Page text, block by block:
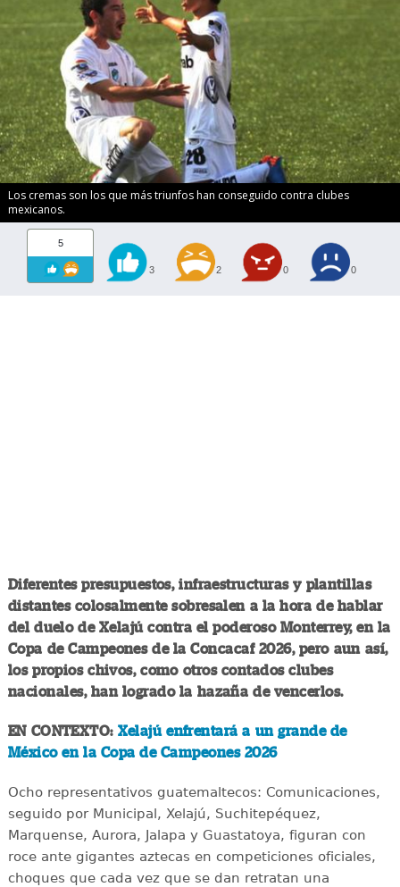
Los cremas son los que más triunfos han conseguido contra clubes
mexicanos.
5
3 2 0 0
Diferentes presupuestos, infraestructuras y plantillas
distantes colosalmente sobresalen a la hora de hablar
del duelo de Xelajú contra el poderoso Monterrey, en la
Copa de Campeones de la Concacaf 2026, pero aun así,
los propios chivos, como otros contados clubes
nacionales, han logrado la hazaña de vencerlos.
EN CONTEXTO: Xelajú enfrentará a un grande de
México en la Copa de Campeones 2026
Ocho representativos guatemaltecos: Comunicaciones,
seguido por Municipal, Xelajú, Suchitepéquez,
Marquense, Aurora, Jalapa y Guastatoya, figuran con
roce ante gigantes aztecas en competiciones oficiales,
choques que cada vez que se dan retratan una